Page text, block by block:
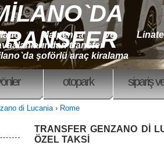
Malpensa ve Linate
transfer
şoförlü araç kiralama
otopark sipariş
di Lucania› Rome
TRANSFER GENZANO DI
ÖZEL TAKSİ